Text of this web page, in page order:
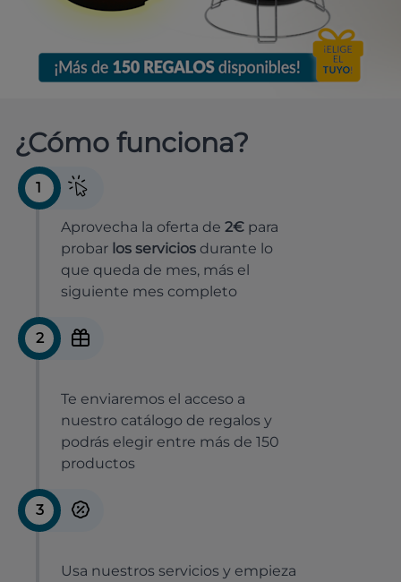
¿Cómo funciona?
1
Aprovecha la oferta de 2€ para
probar los servicios durante lo
que queda de mes, más el
siguiente mes completo
2
Te enviaremos el acceso a
nuestro catálogo de regalos y
podrás elegir entre más de 150
productos
3
Usa nuestros servicios y empieza